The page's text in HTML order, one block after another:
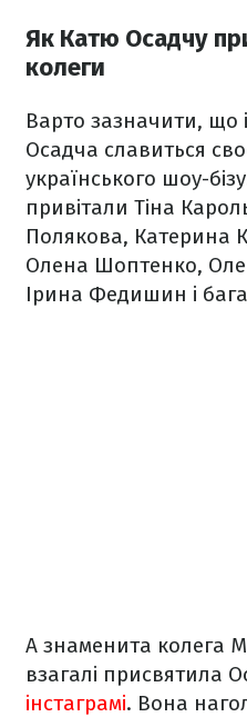
Як Катю Осадчу
колеги
Варто зазначити, що
Осадча славиться
українського шоу-
привітали Тіна
Полякова, Катерина
Олена Шоптенко,
Ірина Федишин і
А знаменита колега
взагалі присвятила
інстаграмі. Вона